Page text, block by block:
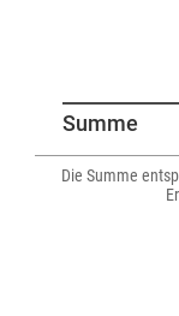
Summe
Die Summe